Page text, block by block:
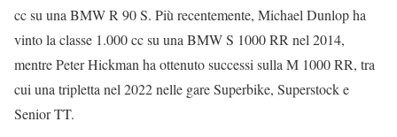
cc su una BMW R 90 S. Più recentemente, Michael Dunlop ha
vinto la classe 1.000 cc su una BMW S 1000 RR nel 2014,
mentre Peter Hickman ha ottenuto successi sulla M 1000 RR, tra
cui una tripletta nel 2022 nelle gare Superbike, Superstock e
Senior TT.